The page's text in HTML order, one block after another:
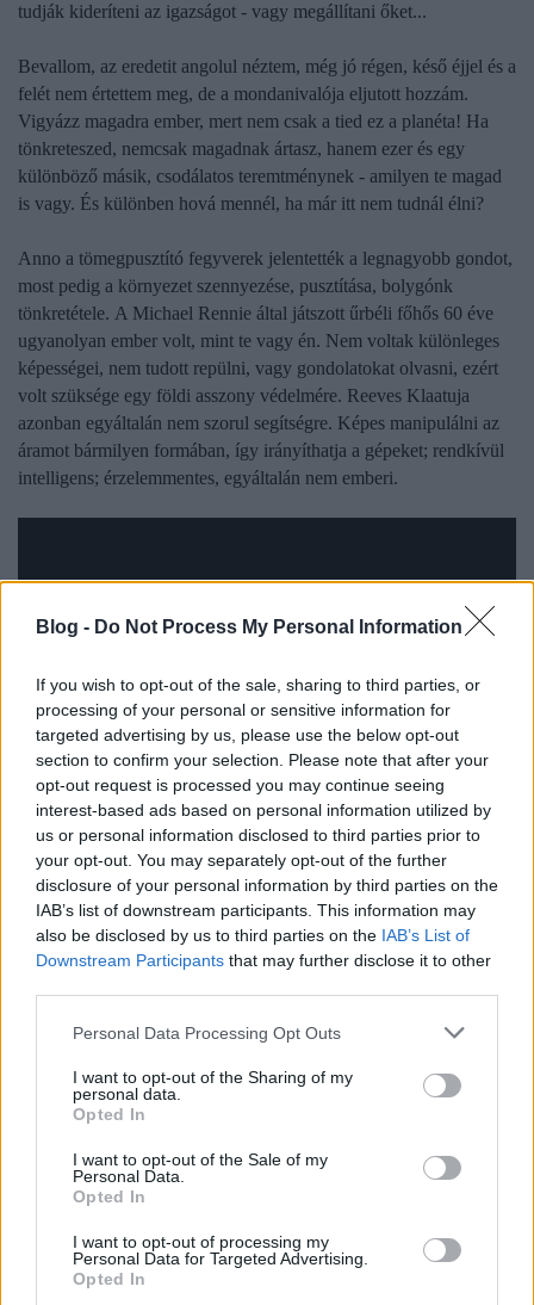
Blog - Do Not Process My Personal Information
If you wish to opt-out of the sale, sharing to third parties, or
processing of your personal or sensitive information for
targeted advertising by us, please use the below opt-out
section to confirm your selection. Please note that after your
opt-out request is processed you may continue seeing
interest-based ads based on personal information utilized by
us or personal information disclosed to third parties prior to
your opt-out. You may separately opt-out of the further
disclosure of your personal information by third parties on the
IAB’s list of downstream participants. This information may
also be disclosed by us to third parties on the IAB’s List of
Downstream Participants that may further disclose it to other
Please note that this website/app uses one or more Google
not limited to your visit or usage behaviour. You may click to
grant or deny consent to Google and its third-party tags to
use your data for below specified purposes in below Google
consent section.
Personal Data Processing Opt Outs
I want to opt-out of the Sharing of my
personal data.
Opted In
I want to opt-out of the Sale of my
Personal Data.
Opted In
I want to opt-out of processing my
Personal Data for Targeted Advertising.
Opted In
tudják kideríteni az igazságot - vagy megállítani őket...
Bevallom, az eredetit angolul néztem, még jó régen, késő éjjel és a
felét nem értettem meg, de a mondanivalója eljutott hozzám.
Vigyázz magadra ember, mert nem csak a tied ez a planéta! Ha
tönkreteszed, nemcsak magadnak ártasz, hanem ezer és egy
különböző másik, csodálatos teremtménynek - amilyen te magad
is vagy. És különben hová mennél, ha már itt nem tudnál élni?
Anno a tömegpusztító fegyverek jelentették a legnagyobb gondot,
most pedig a környezet szennyezése, pusztítása, bolygónk
tönkretétele. A Michael Rennie által játszott űrbéli főhős 60 éve
ugyanolyan ember volt, mint te vagy én. Nem voltak különleges
képességei, nem tudott repülni, vagy gondolatokat olvasni, ezért
volt szüksége egy földi asszony védelmére. Reeves Klaatuja
azonban egyáltalán nem szorul segítségre. Képes manipulálni az
áramot bármilyen formában, így irányíthatja a gépeket; rendkívül
intelligens; érzelemmentes, egyáltalán nem emberi.
Mindkét film sarkpontja a leginkább sci-fi elem, az óriásrobot.
1951-ben a 231 centis Lock Martin öltözött be egy ezüstszín
olyan ijesztő, de mégis tiszteletet parancsol - a popkultúra egyik
ijesztőbb és aztán jön a csavar, ami egy kicsit gagyi. Mert erre
nem gondoltam volna, hogy tulajdonképpen mi is ő... Amíg
leginkább az azóta legendássá vált szállóige, a "
Klaatu Barada
" maradt meg, amely ebben is kétszer elhangzik - állítólag,
ott se volt. Én ugyanis nem hallottam...